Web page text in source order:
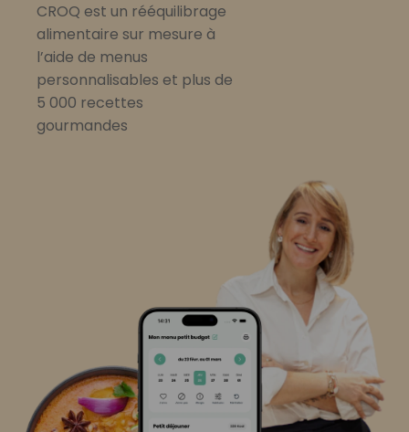
CROQ est un rééquilibrage
alimentaire sur mesure à
l’aide de menus
personnalisables et plus de
5 000 recettes
gourmandes